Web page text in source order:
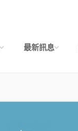
最新訊息